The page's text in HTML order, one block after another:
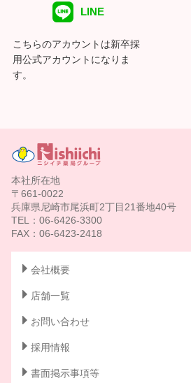
LINE
こちらのアカウントは新卒採
用公式アカウントになりま
す。
本社所在地
〒661-0022
兵庫県尼崎市尾浜町2丁目21番地40号
TEL：06-6426-3300
FAX：06-6423-2418
会社概要
店舗一覧
お問い合わせ
採用情報
書面掲示事項等